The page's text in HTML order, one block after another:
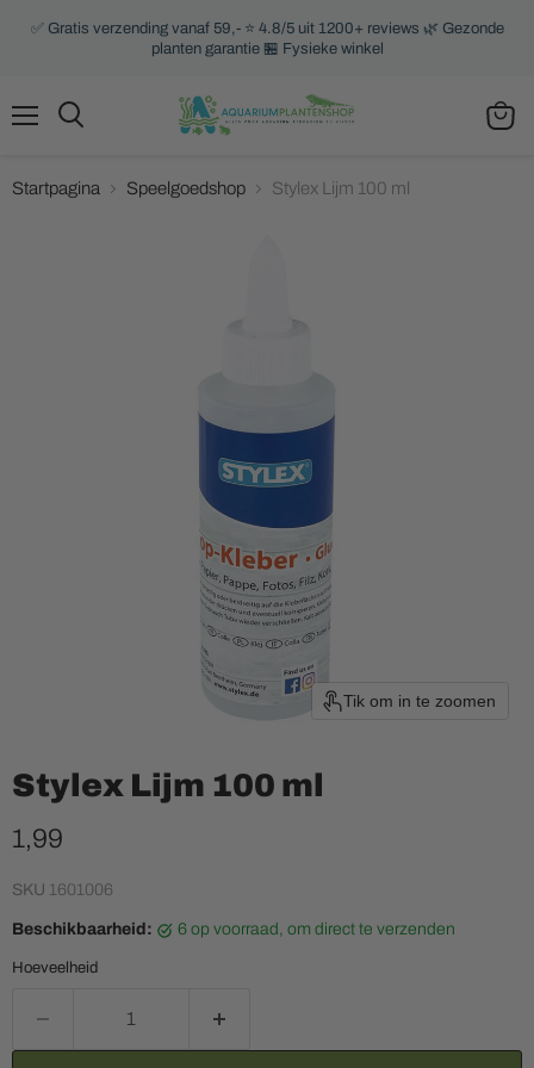
✅ Gratis verzending vanaf 59,- ⭐ 4.8/5 uit 1200+ reviews 🌿 Gezonde
planten garantie 🏪 Fysieke winkel
Startpagina Speelgoedshop Stylex Lijm 100 ml
Tik om in te zoomen
Stylex Lijm 100 ml
Huidige prijs
1,99
SKU 1601006
Beschikbaarheid: 6 op voorraad, om direct te verzenden
Hoeveelheid